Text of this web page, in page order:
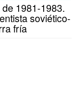
1981-1983.
soviético-
fría